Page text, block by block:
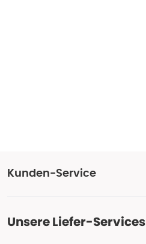
Kunden-Service
Unsere Liefer-Services